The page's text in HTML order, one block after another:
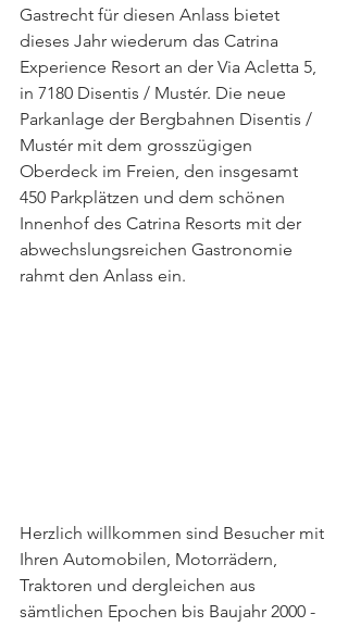
Gastrecht für diesen Anlass bietet
dieses Jahr wiederum das Catrina
Experience Resort an der Via Acletta 5,
in 7180 Disentis / Mustér. Die neue
Parkanlage der Bergbahnen Disentis /
Mustér mit dem grosszügigen
Oberdeck im Freien, den insgesamt
450 Parkplätzen und dem schönen
Innenhof des Catrina Resorts mit der
abwechslungsreichen Gastronomie
rahmt den Anlass ein.
Herzlich willkommen sind Besucher mit
Ihren Automobilen, Motorrädern,
Traktoren und dergleichen aus
sämtlichen Epochen bis Baujahr 2000 -